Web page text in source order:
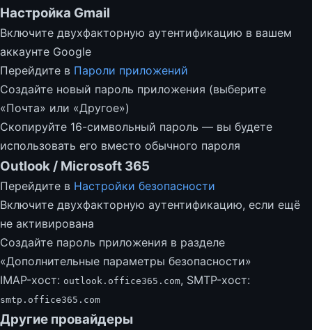
Настройка Gmail
Включите двухфакторную аутентификацию в вашем
аккаунте Google
Перейдите в Пароли приложений
Создайте новый пароль приложения (выберите
«Почта» или «Другое»)
Скопируйте 16-символьный пароль — вы будете
использовать его вместо обычного пароля
Outlook / Microsoft 365
Перейдите в Настройки безопасности
Включите двухфакторную аутентификацию, если ещё
не активирована
Создайте пароль приложения в разделе
«Дополнительные параметры безопасности»
IMAP-хост: outlook.office365.com, SMTP-хост:
smtp.office365.com
Другие провайдеры